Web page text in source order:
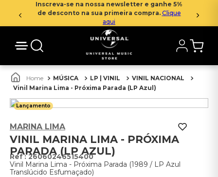
Inscreva-se na nossa newsletter e ganhe 5%
de desconto na sua primeira compra. Clique
aqui
MÚSICA LP | VINIL
VINIL NACIONAL
Vinil Marina Lima - Próxima Parada (LP Azul)
Lançamento
MARINA LIMA
VINIL MARINA LIMA - PRÓXIMA
PARADA (LP AZUL)
:26060246515400
Vinil Marina Lima - Próxima Parada (1989 / LP Azul
Translúcido Esfumaçado)